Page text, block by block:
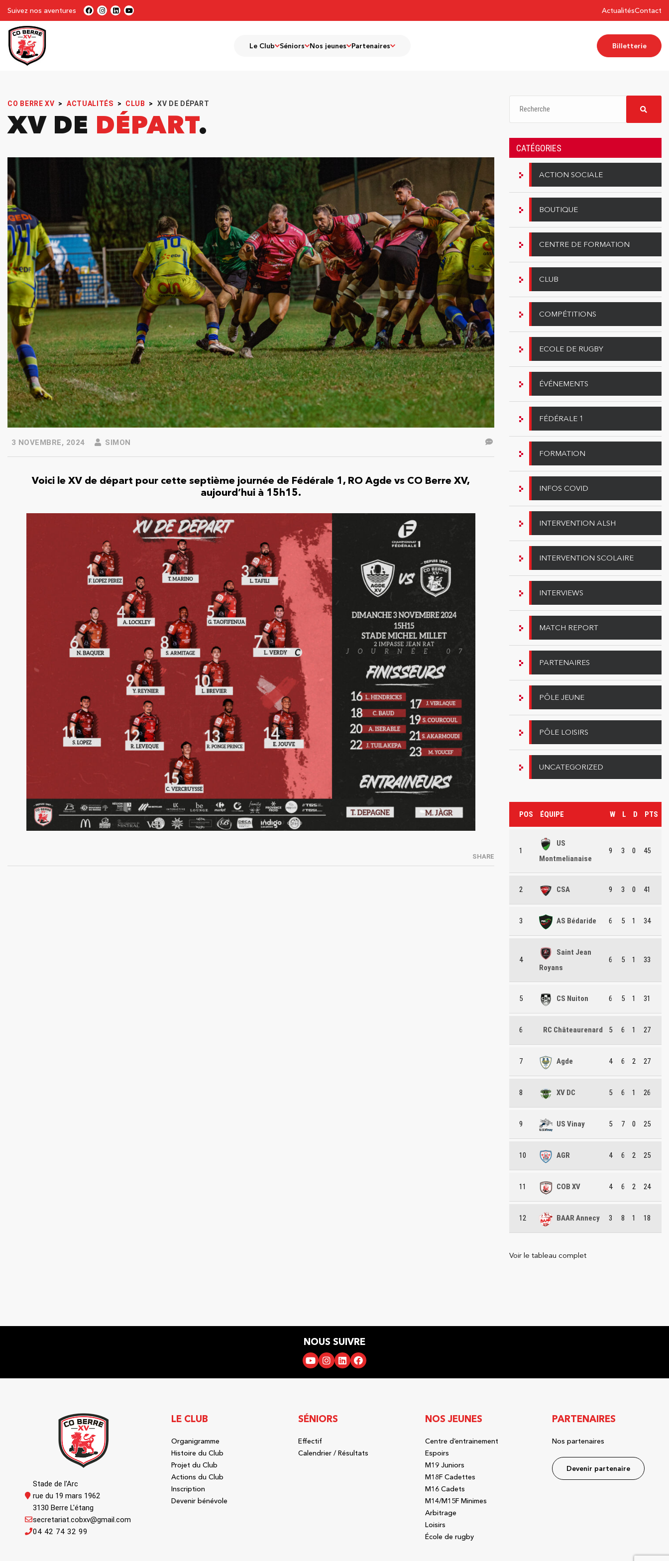
Suivez nos aventures ActualitésContact
Le Club Séniors Nos jeunes Partenaires Billetterie
CO BERRE XV > ACTUALITÉS > CLUB > XV DE DÉPART
XV DE DÉPART
3 NOVEMBRE, 2024 SIMON
Voici le XV de départ pour cette septième journée de Fédérale 1, RO Agde vs CO Berre XV,
aujourd’hui à 15h15.
SHARE
CATÉGORIES
ACTION SOCIALE
BOUTIQUE
CENTRE DE FORMATION
CLUB
COMPÉTITIONS
ECOLE DE RUGBY
ÉVÉNEMENTS
FÉDÉRALE 1
FORMATION
INFOS COVID
INTERVENTION ALSH
INTERVENTION SCOLAIRE
INTERVIEWS
MATCH REPORT
PARTENAIRES
PÔLE JEUNE
PÔLE LOISIRS
UNCATEGORIZED
POS ÉQUIPE W L D PTS
1
US
Montmelianaise
9 3 0 45
2 CSA 9 3 0 41
3 AS Bédaride 6 5 1 34
4
Saint Jean
Royans
6 5 1 33
5 CS Nuiton 6 5 1 31
6 RC Châteaurenard 5 6 1 27
7 Agde 4 6 2 27
8 XV DC 5 6 1 26
9 US Vinay 5 7 0 25
10 AGR 4 6 2 25
11 COB XV 4 6 2 24
12 BAAR Annecy 3 8 1 18
Voir le tableau complet
NOUS SUIVRE
Stade de l'Arc
rue du 19 mars 1962
3130 Berre L'étang
04 42 74 32 99
secretariat.cobxv@gmail.com
LE CLUB
Organigramme
Histoire du Club
Projet du Club
Actions du Club
Inscription
Devenir bénévole
SÉNIORS
Effectif
Calendrier / Résultats
NOS JEUNES
Centre d’entrainement
Espoirs
M19 Juniors
M18F Cadettes
M16 Cadets
M14/M15F Minimes
Arbitrage
Loisirs
École de rugby
PARTENAIRES
Nos partenaires
Devenir partenaire